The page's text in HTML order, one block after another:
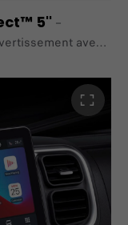
5'' –
avec
(via Siri et Google
améliorée
albums,
recul lorsque le